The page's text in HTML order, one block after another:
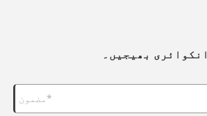
انکوائری بھیجیں۔